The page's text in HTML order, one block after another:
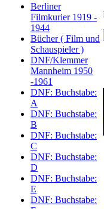
Berliner
Filmkurier 1919 -
1944
Bücher ( Film und
Schauspieler )
DNF/Klemmer
Mannheim 1950
-1961
DNF: Buchstabe:
A
DNF: Buchstabe:
B
DNF: Buchstabe:
C
DNF: Buchstabe:
D
DNF: Buchstabe:
E
DNF: Buchstabe: